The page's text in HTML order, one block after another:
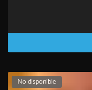
No disponible